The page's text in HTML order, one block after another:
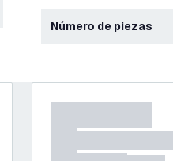
Número de piezas